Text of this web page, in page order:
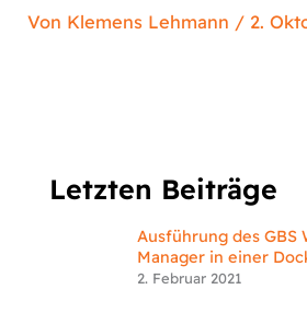
Von Klemens Lehmann / 2.
Letzten Beiträge
Ausführung des GBS
Manager in einer
2. Februar 2021